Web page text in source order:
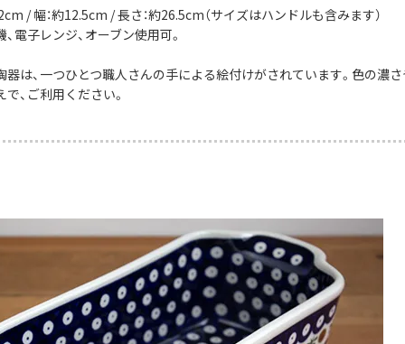
/ 幅：約12.5cm / 長さ：約26.5cm（サイズはハンドルも含みます）
電子レンジ、オーブン使用可。
器は、一つひとつ職人さんの手による絵付けがされています。色の濃
、ご利用ください。